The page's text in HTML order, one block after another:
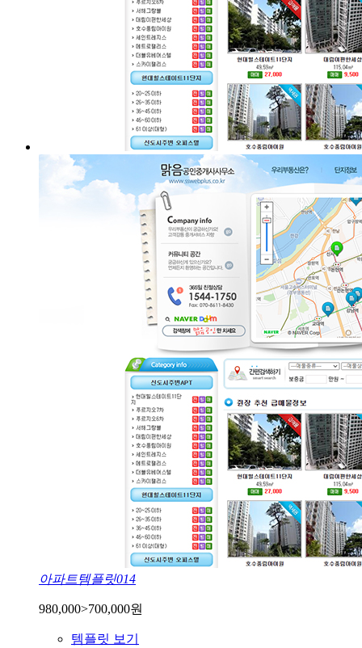
아파트템플릿014
980,000>700,000원
템플릿 보기